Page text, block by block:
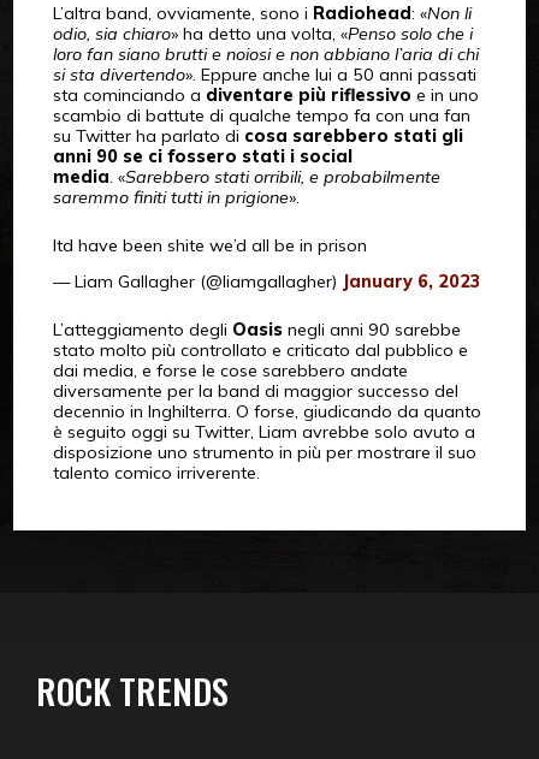
L’altra band, ovviamente, sono i Radiohead: «Non li
odio, sia chiaro» ha detto una volta, «Penso solo che i
loro fan siano brutti e noiosi e non abbiano l’aria di chi
si sta divertendo». Eppure anche lui a 50 anni passati
sta cominciando a diventare più riflessivo e in uno
scambio di battute di qualche tempo fa con una fan
su Twitter ha parlato di cosa sarebbero stati gli
anni 90 se ci fossero stati i social
media. «Sarebbero stati orribili, e probabilmente
saremmo finiti tutti in prigione».
Itd have been shite we’d all be in prison
— Liam Gallagher (@liamgallagher) January 6, 2023
L’atteggiamento degli Oasisnegli anni 90 sarebbe
stato molto più controllato e criticato dal pubblico e
dai media, e forse le cose sarebbero andate
diversamente per la band di maggior successo del
decennio in Inghilterra. O forse, giudicando da quanto
è seguito oggi su Twitter, Liam avrebbe solo avuto a
disposizione uno strumento in più per mostrare il suo
talento comico irriverente.
ROCK TRENDS